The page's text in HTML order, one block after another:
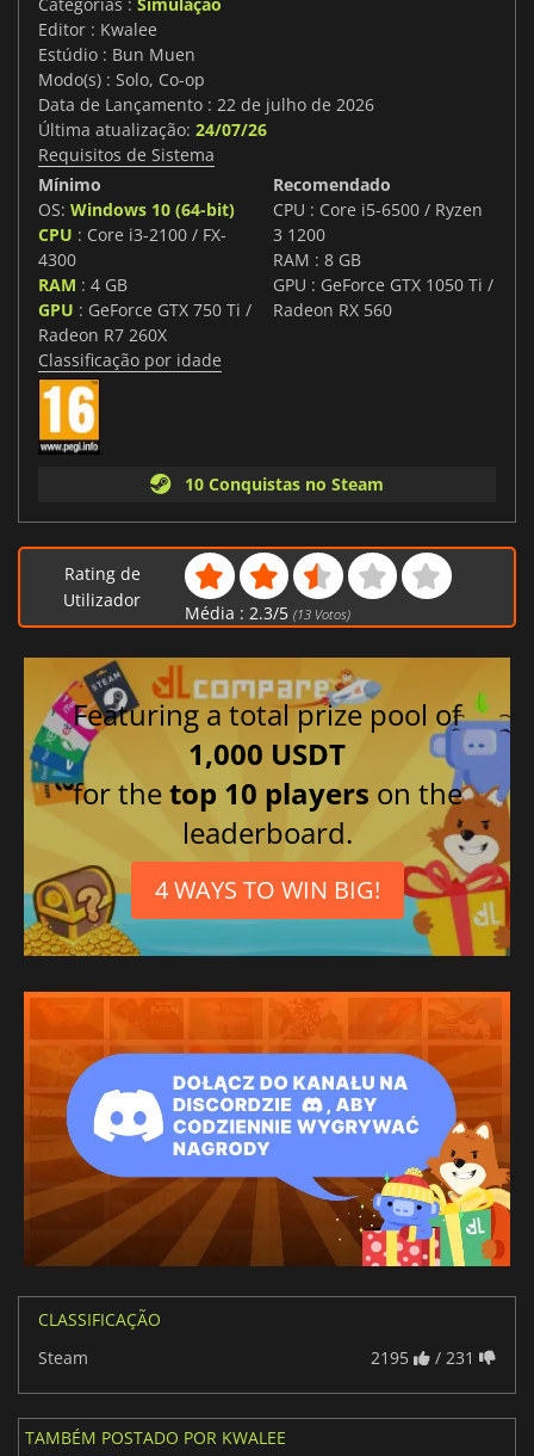
Editor : Kwalee
Estúdio : Bun Muen
Modo(s) : Solo, Co-op
Data de Lançamento : 22 de julho de 2026
Última atualização: 24/07/26
Requisitos de Sistema
Mínimo
OS: Windows 10 (64-bit)
CPU : Core i3-2100 / FX-
4300
RAM : 4 GB
GPU : GeForce GTX 750 Ti /
Radeon R7 260X
Recomendado
CPU : Core i5-6500 / Ryzen
3 1200
RAM : 8 GB
GPU : GeForce GTX 1050 Ti /
Radeon RX 560
Classificação por idade
10 Conquistas no Steam
Rating de
Utilizador
Média : 2.3/5 (13Votos)
Featuring a total prize pool of
1,000 USDT
for thetop 10 players on the
leaderboard.
4 WAYS TO WIN BIG!
CLASSIFICAÇÃO
Steam
2195 / 231
TAMBÉM POSTADO POR KWALEE